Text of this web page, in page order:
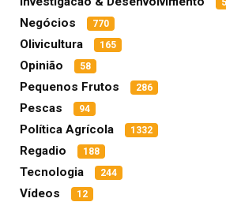
Negócios 770
Olivicultura 165
Opinião 58
Pequenos Frutos 286
Pescas 94
Política Agrícola 1332
Regadio 188
Tecnologia 244
Vídeos 12